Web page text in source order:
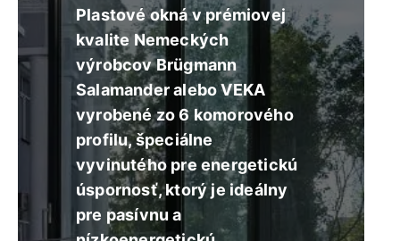
Plastové okná v prémiovej
kvalite Nemeckých
výrobcov Brügmann
Salamander alebo VEKA
vyrobené zo 6 komorového
profilu, špeciálne
vyvinutého pre energetickú
úspornosť, ktorý je ideálny
pre pasívnu a